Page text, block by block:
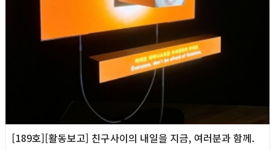
[189호][활동보고] 친구사이의 내일을 지금, 여러분과 함께.